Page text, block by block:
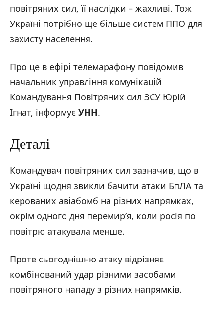
повітряних сил, її наслідки – жахливі. Тож
Україні потрібно ще більше систем ППО для
захисту населення.
Про це в ефірі телемарафону повідомив
начальник управління комунікацій
Командування Повітряних сил ЗСУ Юрій
Ігнат, інформує УНН.
Деталі
Командувач повітряних сил зазначив, що в
Україні щодня звикли бачити атаки БпЛА та
керованих авіабомб на різних напрямках,
окрім одного дня перемир’я, коли росія по
повітрю атакувала менше.
Проте сьогоднішню атаку відрізняє
комбінований удар різними засобами
повітряного нападу з різних напрямків.